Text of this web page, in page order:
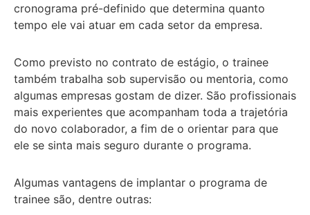
cronograma pré-definido que determina quanto
tempo ele vai atuar em cada setor da empresa.
Como previsto no contrato de estágio, o trainee
também trabalha sob supervisão ou mentoria, como
algumas empresas gostam de dizer. São profissionais
mais experientes que acompanham toda a trajetória
do novo colaborador, a fim de o orientar para que
ele se sinta mais seguro durante o programa.
Algumas vantagens de implantar o programa de
trainee são, dentre outras: